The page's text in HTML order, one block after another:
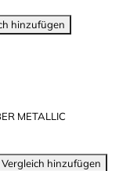
hinzufügen
METALLIC
hinzufügen